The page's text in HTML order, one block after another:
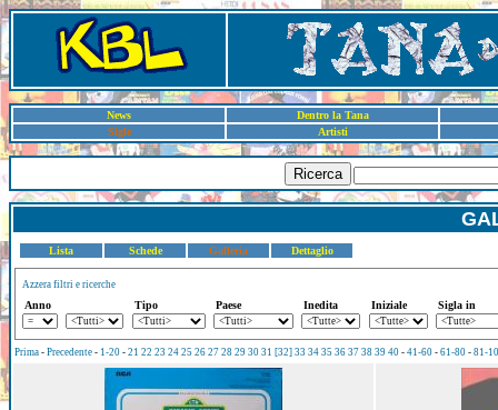
News
Dentro la Tana
Sigle
Artisti
Ricerca
Lista Schede Galleria Dettaglio
Azzera filtri e ricerche
Anno Tipo Paese Inedita Iniziale Sigla in
Prima - Precedente - 1-20 - 21 22 23 24 25 26 27 28 29 30 31 [32] 33 34 35 36 37 38 39 40 - 41-60 - 61-80 - 81-